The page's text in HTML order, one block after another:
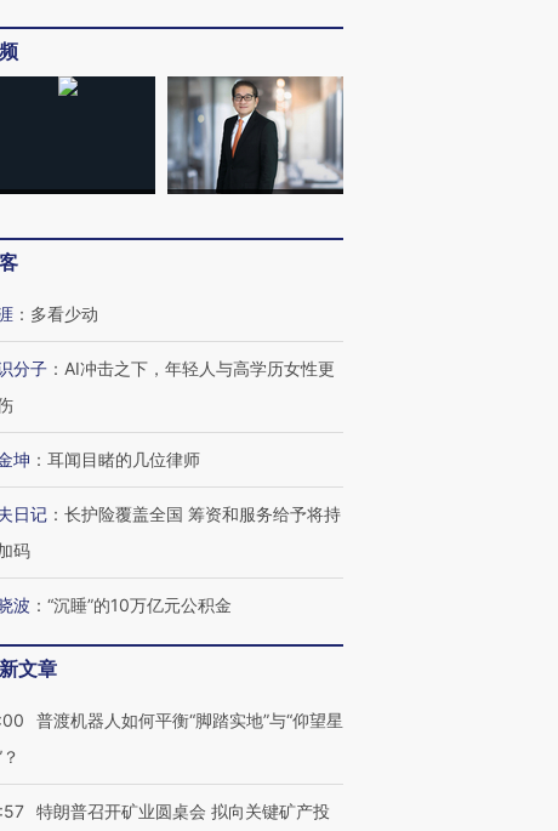
国走私7万
： 多看少动
分子 ： AI冲击之下，年轻人与高学历女性更
坤 ： 耳闻目睹的几位律师
日记 ： 长护险覆盖全国 筹资和服务给予将持
码
波 ： “沉睡”的10万亿元公积金
文章
普渡机器人如何平衡“脚踏实地”与“仰望星
特朗普召开矿业圆桌会 拟向关键矿产投